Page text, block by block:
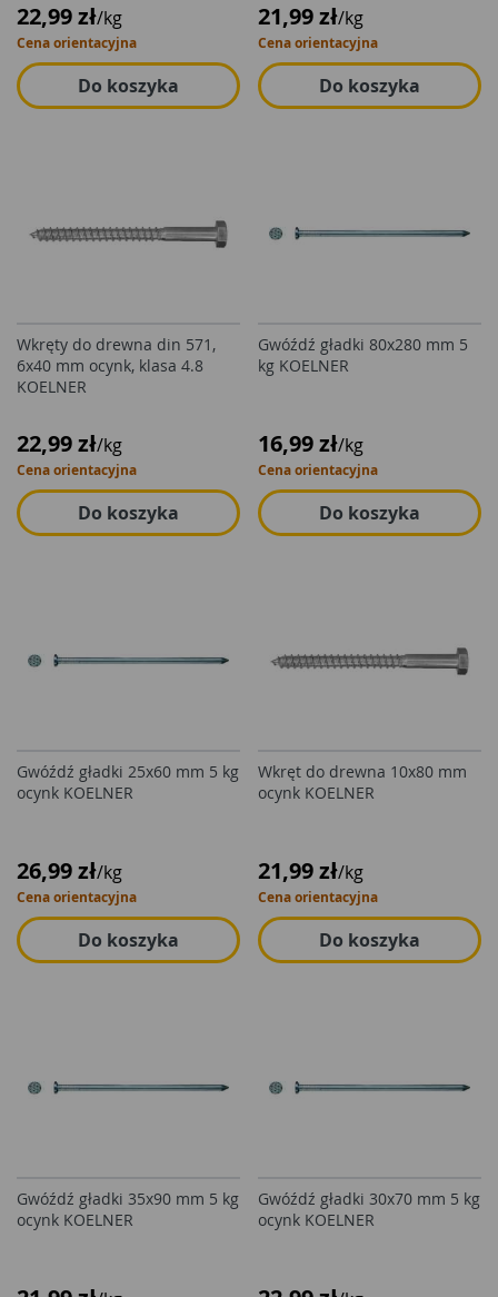
22,99 zł/kg
Cena orientacyjna
Do koszyka
21,99 zł/kg
Cena orientacyjna
Do koszyka
Wkręty do drewna din 571,
6x40 mm ocynk, klasa 4.8
KOELNER
22,99 zł/kg
Cena orientacyjna
Do koszyka
Gwóźdź gładki 80x280 mm 5
kg KOELNER
16,99 zł/kg
Cena orientacyjna
Do koszyka
Gwóźdź gładki 25x60 mm 5 kg
ocynk KOELNER
26,99 zł/kg
Cena orientacyjna
Do koszyka
Wkręt do drewna 10x80 mm
ocynk KOELNER
21,99 zł/kg
Cena orientacyjna
Do koszyka
Gwóźdź gładki 35x90 mm 5 kg
ocynk KOELNER
Gwóźdź gładki 30x70 mm 5 kg
ocynk KOELNER